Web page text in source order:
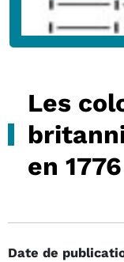
Les
en 1776
Date de